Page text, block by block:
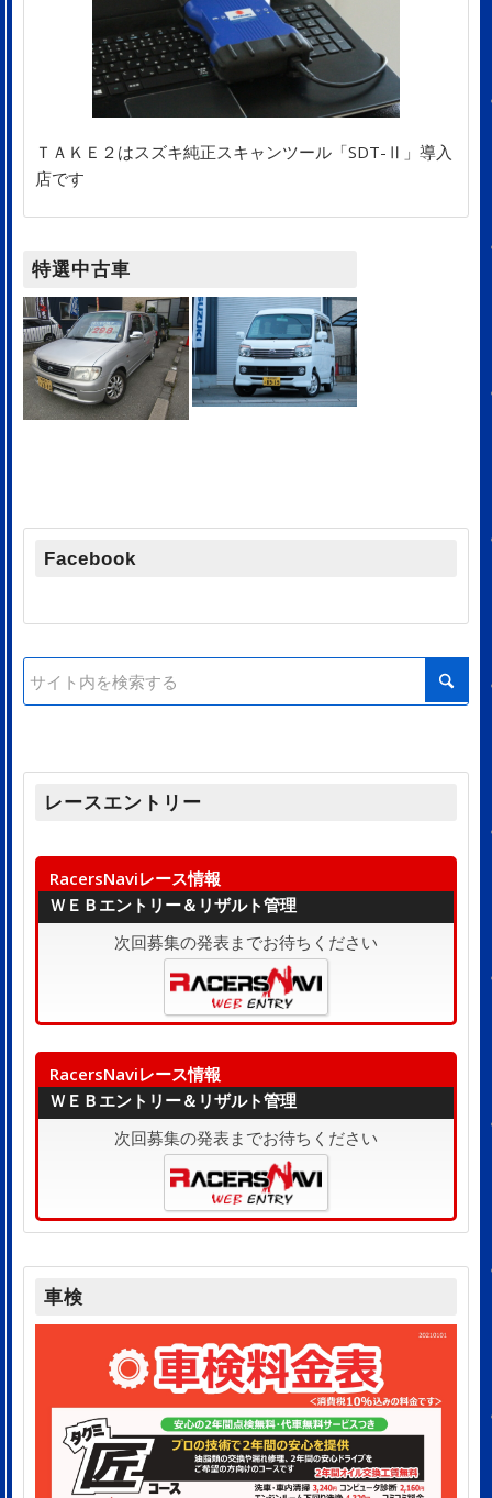
ＴＡＫＥ２はスズキ純正スキャンツール「SDT-Ⅱ」導入
店です
特選中古車
Facebook
レースエントリー
RacersNaviレース情報
ＷＥＢエントリー＆リザルト管理
次回募集の発表までお待ちください
RacersNaviレース情報
ＷＥＢエントリー＆リザルト管理
次回募集の発表までお待ちください
車検